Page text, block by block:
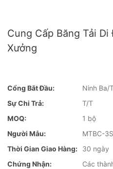
Cung Cấp Băng Tải
Xưởng
Cổng Bắt Đầu:
Ninh Ba/
Sự Chi Trả:
T/T
MOQ:
1 bộ
Người Mẫu:
MTBC-
Thời Gian Giao Hàng:
30 ngày
Chứng Nhận:
Các